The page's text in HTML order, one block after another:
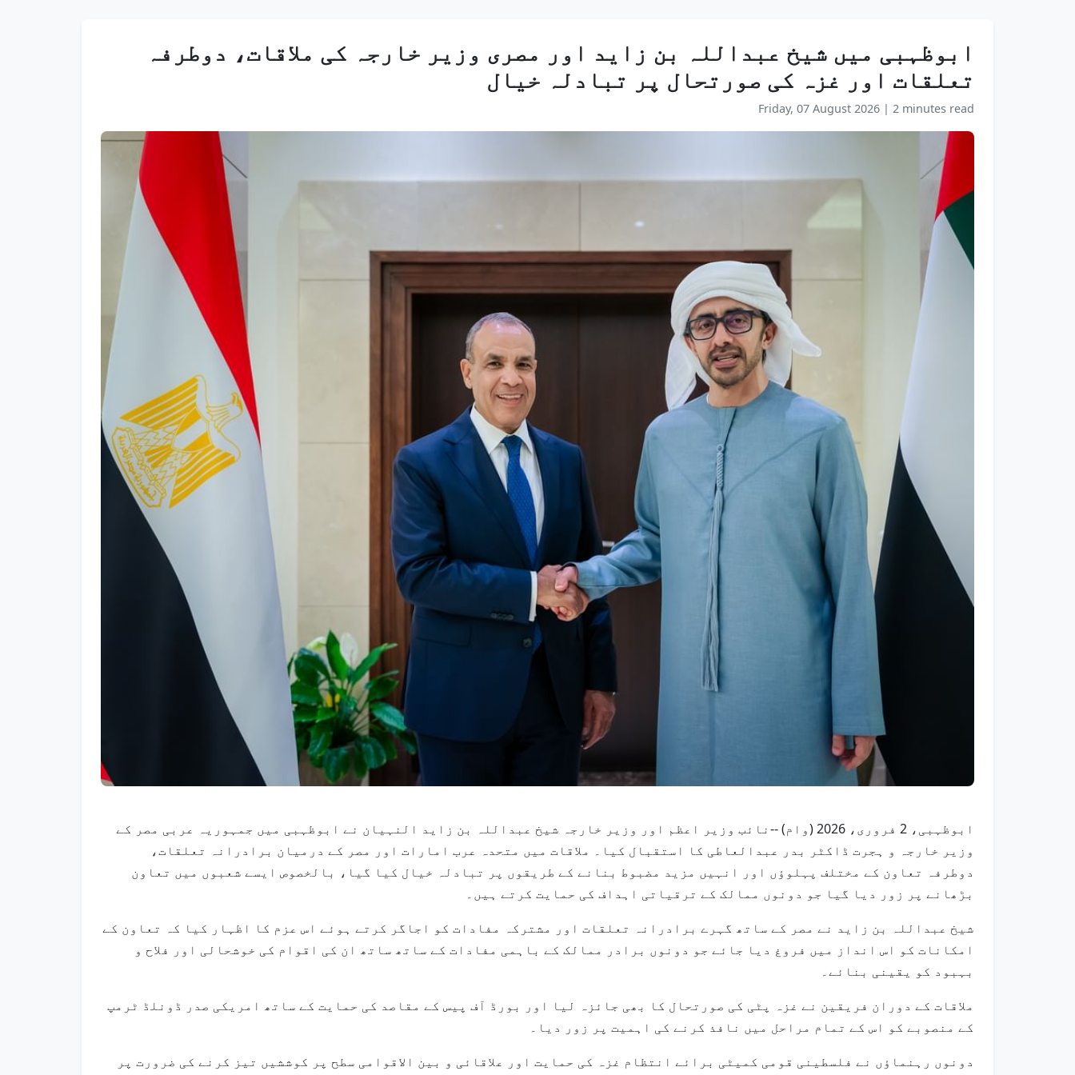
ابوظہبی میں شیخ عبداللہ بن زاید اور مصری وزیر خارجہ کی ملاقات، دوطرفہ
تعلقات اور غزہ کی صورتحال پر تبادلہ خیال
Friday, 07 August 2026 | 2 minutes read
ابوظہبی، 2 فروری، 2026 (وام) --نائب وزیر اعظم اور وزیر خارجہ شیخ عبداللہ بن زاید النہیان نے ابوظہبی میں جمہوریہ عربی مصر کے
وزیر خارجہ و ہجرت ڈاکٹر بدر عبدالعاطی کا استقبال کیا۔ ملاقات میں متحدہ عرب امارات اور مصر کے درمیان برادرانہ تعلقات،
دوطرفہ تعاون کے مختلف پہلوؤں اور انہیں مزید مضبوط بنانے کے طریقوں پر تبادلہ خیال کیا گیا، بالخصوص ایسے شعبوں میں تعاون
بڑھانے پر زور دیا گیا جو دونوں ممالک کے ترقیاتی اہداف کی حمایت کرتے ہیں۔
شیخ عبداللہ بن زاید نے مصر کے ساتھ گہرے برادرانہ تعلقات اور مشترکہ مفادات کو اجاگر کرتے ہوئے اس عزم کا اظہار کیا کہ تعاون کے
امکانات کو اس انداز میں فروغ دیا جائے جو دونوں برادر ممالک کے باہمی مفادات کے ساتھ ساتھ ان کی اقوام کی خوشحالی اور فلاح و
بہبود کو یقینی بنائے۔
ملاقات کے دوران فریقین نے غزہ پٹی کی صورتحال کا بھی جائزہ لیا اور بورڈ آف پیس کے مقاصد کی حمایت کے ساتھ امریکی صدر ڈونلڈ ٹرمپ
کے منصوبے کو اس کے تمام مراحل میں نافذ کرنے کی اہمیت پر زور دیا۔
دونوں رہنماؤں نے فلسطینی قومی کمیٹی برائے انتظام غزہ کی حمایت اور علاقائی و بین الاقوامی سطح پر کوششیں تیز کرنے کی ضرورت پر